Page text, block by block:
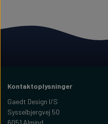
Kontaktoplysninger
Gaedt Design I/S
Sysselbjergvej 50